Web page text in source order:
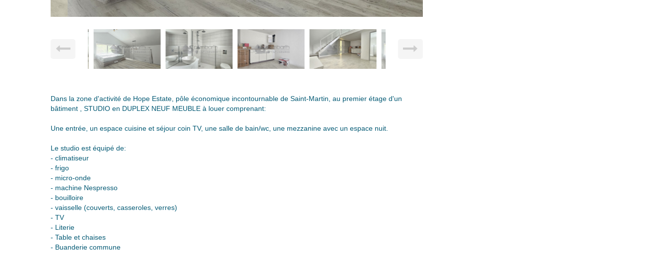
Dans la zone d'activité de Hope Estate, pôle économique incontournable de Saint-Martin, au premier étage d'un
bâtiment , STUDIO en DUPLEX NEUF MEUBLE à louer comprenant:
Une entrée, un espace cuisine et séjour coin TV, une salle de bain/wc, une mezzanine avec un espace nuit.
Le studio est équipé de:
- climatiseur
- frigo
- micro-onde
- machine Nespresso
- bouilloire
- vaisselle (couverts, casseroles, verres)
- TV
- Literie
- Table et chaises
- Buanderie commune